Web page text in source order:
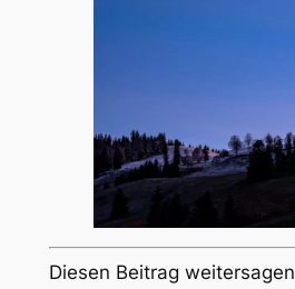
Diesen Beitrag weitersagen